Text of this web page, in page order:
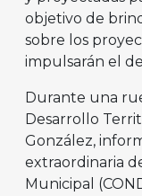
objetivo de
sobre los
impulsarán el
Durante una
Desarrollo
González,
extraordinaria
Municipal